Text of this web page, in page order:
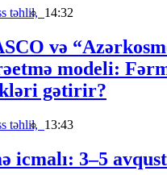
təhlil, 14:32
və
modeli:
gətirir?
təhlil, 13:43
icmalı: 3–5 avqust